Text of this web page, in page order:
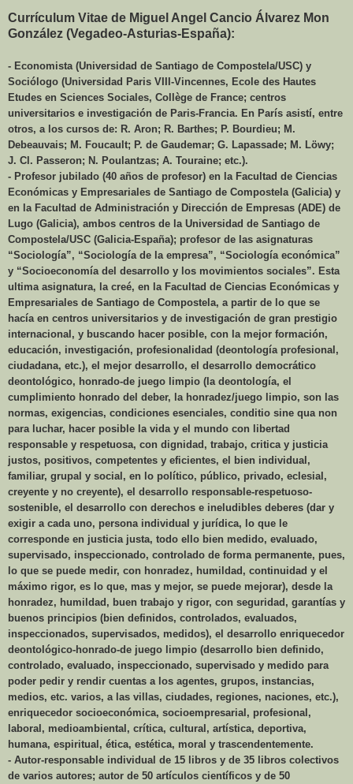
Currículum Vitae de Miguel Angel Cancio Álvarez Mon
González (Vegadeo-Asturias-España):
- Economista (Universidad de Santiago de Compostela/USC) y
Sociólogo (Universidad Paris VIII-Vincennes, Ecole des Hautes
Etudes en Sciences Sociales, Collège de France; centros
universitarios e investigación de Paris-Francia. En París asistí, entre
otros, a los cursos de: R. Aron; R. Barthes; P. Bourdieu; M.
Debeauvais; M. Foucault; P. de Gaudemar; G. Lapassade; M. Löwy;
J. Cl. Passeron; N. Poulantzas; A. Touraine; etc.).
- Profesor jubilado (40 años de profesor) en la Facultad de Ciencias
Económicas y Empresariales de Santiago de Compostela (Galicia) y
en la Facultad de Administración y Dirección de Empresas (ADE) de
Lugo (Galicia), ambos centros de la Universidad de Santiago de
Compostela/USC (Galicia-España); profesor de las asignaturas
“Sociología”, “Sociología de la empresa”, “Sociología económica”
y “Socioeconomía del desarrollo y los movimientos sociales”. Esta
ultima asignatura, la creé, en la Facultad de Ciencias Económicas y
Empresariales de Santiago de Compostela, a partir de lo que se
hacía en centros universitarios y de investigación de gran prestigio
internacional, y buscando hacer posible, con la mejor formación,
educación, investigación, profesionalidad (deontología profesional,
ciudadana, etc.), el mejor desarrollo, el desarrollo democrático
deontológico, honrado-de juego limpio (la deontología, el
cumplimiento honrado del deber, la honradez/juego limpio, son las
normas, exigencias, condiciones esenciales, conditio sine qua non
para luchar, hacer posible la vida y el mundo con libertad
responsable y respetuosa, con dignidad, trabajo, critica y justicia
justos, positivos, competentes y eficientes, el bien individual,
familiar, grupal y social, en lo político, público, privado, eclesial,
creyente y no creyente), el desarrollo responsable-respetuoso-
sostenible, el desarrollo con derechos e ineludibles deberes (dar y
exigir a cada uno, persona individual y jurídica, lo que le
corresponde en justicia justa, todo ello bien medido, evaluado,
supervisado, inspeccionado, controlado de forma permanente, pues,
lo que se puede medir, con honradez, humildad, continuidad y el
máximo rigor, es lo que, mas y mejor, se puede mejorar), desde la
honradez, humildad, buen trabajo y rigor, con seguridad, garantías y
buenos principios (bien definidos, controlados, evaluados,
inspeccionados, supervisados, medidos), el desarrollo enriquecedor
deontológico-honrado-de juego limpio (desarrollo bien definido,
controlado, evaluado, inspeccionado, supervisado y medido para
poder pedir y rendir cuentas a los agentes, grupos, instancias,
medios, etc. varios, a las villas, ciudades, regiones, naciones, etc.),
enriquecedor socioeconómica, socioempresarial, profesional,
laboral, medioambiental, crítica, cultural, artística, deportiva,
humana, espiritual, ética, estética, moral y trascendentemente.
- Autor-responsable individual de 15 libros y de 35 libros colectivos
de varios autores; autor de 50 artículos científicos y de 50